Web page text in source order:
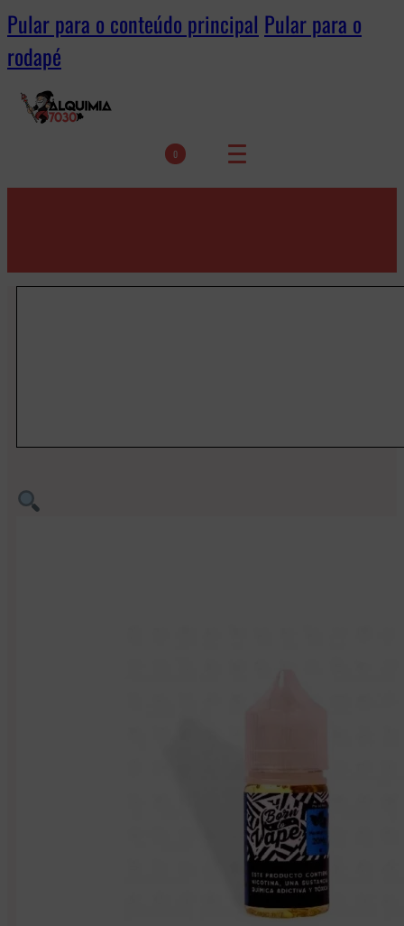
Pular para o conteúdo principal Pular para o
rodapé
0